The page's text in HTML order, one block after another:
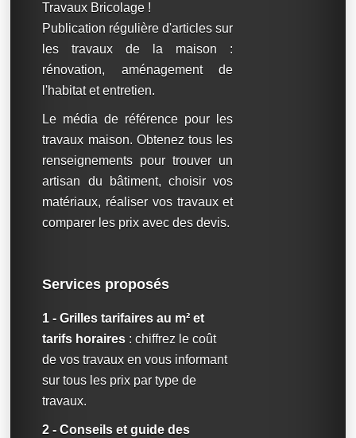
Travaux Bricolage !
Publication régulière d'articles sur
les travaux de la maison :
rénovation, aménagement de
l'habitat et entretien.
Le média de référence pour les
travaux maison. Obtenez tous les
renseignements pour trouver un
artisan du bâtiment, choisir vos
matériaux, réaliser vos travaux et
comparer les prix avec des devis.
Services proposés
1 - Grilles tarifaires au m² et
tarifs horaires : chiffrez le coût
de vos travaux en vous informant
sur tous les prix par type de
travaux.
2 - Conseils et guide des